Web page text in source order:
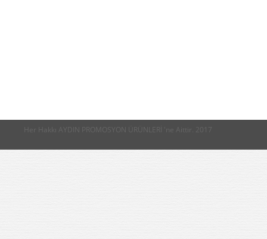
Her Hakkı AYDIN PROMOSYON ÜRÜNLERİ 'ne Aittir. 2017